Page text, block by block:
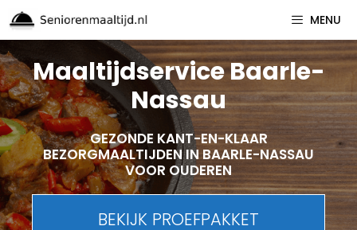
Spring
naar
inhoud
MENU
Maaltijdservice Baarle-
Nassau
GEZONDE KANT-EN-KLAAR
BEZORGMAALTIJDEN IN BAARLE-NASSAU
VOOR OUDEREN
BEKIJK PROEFPAKKET